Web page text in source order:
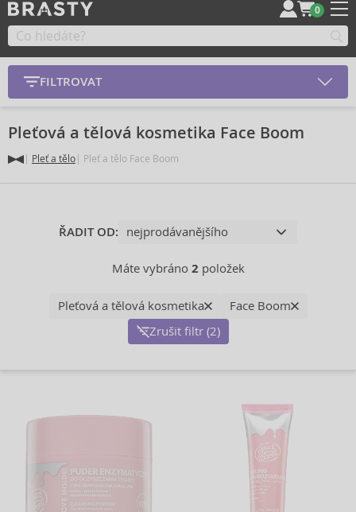
0
FILTROVAT
Pleťová a tělová kosmetika Face Boom
Pleť a tělo Pleť a tělo Face Boom
ŘADIT OD:
Máte vybráno 2 položek
Pleťová a tělová kosmetika
Face Boom
Zrušit filtr (2)